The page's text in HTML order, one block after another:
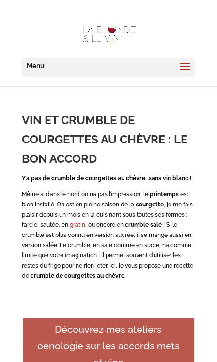
VIN ET CRUMBLE DE
COURGETTES AU CHÈVRE : LE
BON ACCORD
Y’a pas de crumble de courgettes au chèvre…sans vin blanc !
Même si dans le nord on n’a pas l’impression, le printempsest
bien installé. On est en pleine saison de la courgette, je me fais
plaisir depuis un mois en la cuisinant sous toutes ses formes :
farcie, sautée, en gratin, ou encore en crumble salé! Si le
crumble est plus connu en version sucrée, il se mange aussi en
version salée. Le crumble, en salé comme en sucré, n’a comme
limite que votre imagination ! Il permet souvent d’utiliser les
restes du frigo pour ne rien jeter. Ici, je vous propose une recette
decrumble de courgettes au chèvre.
Découvrez mes ateliers
oenologie sur les accords mets